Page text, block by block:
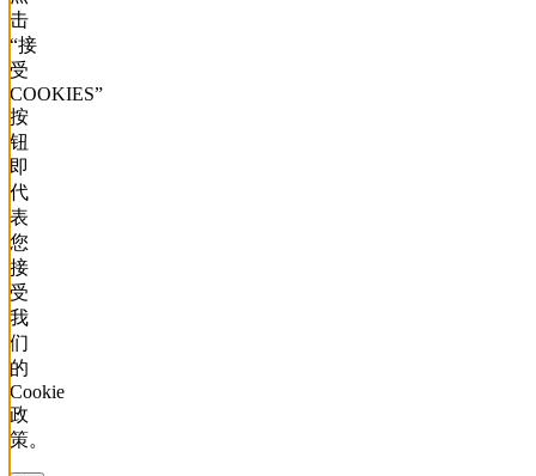
击
“接
受
COOKIES”
按
钮
即
代
表
您
接
受
我
们
的
Cookie
政
策。